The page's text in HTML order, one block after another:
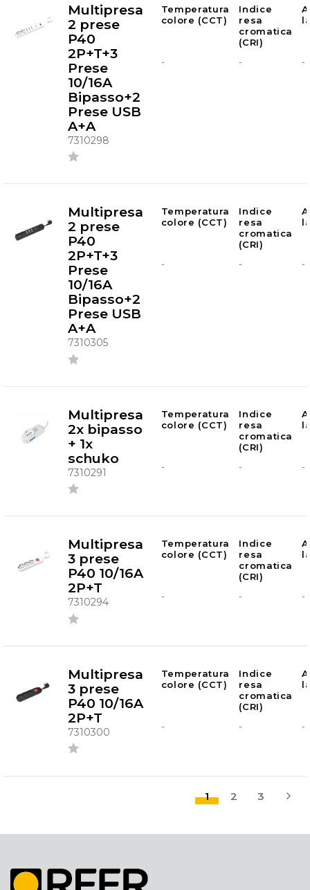
Multipresa
2 prese
P40
2P+T+3
Prese
10/16A
Bipasso+2
Prese USB
A+A
7310298
Temperatura
colore (CCT)
Indice
resa
cromatica
(CRI)
- - -
Multipresa
2 prese
P40
2P+T+3
Prese
10/16A
Bipasso+2
Prese USB
A+A
7310305
Temperatura
colore (CCT)
Indice
resa
cromatica
(CRI)
- - -
Multipresa
2x bipasso
+ 1x
schuko
7310291
Temperatura
colore (CCT)
Indice
resa
cromatica
(CRI)
- - -
Multipresa
3 prese
P40 10/16A
2P+T
7310294
Temperatura
colore (CCT)
Indice
resa
cromatica
(CRI)
- - -
Multipresa
3 prese
P40 10/16A
2P+T
7310300
Temperatura
colore (CCT)
Indice
resa
cromatica
(CRI)
- - -
1 2 3